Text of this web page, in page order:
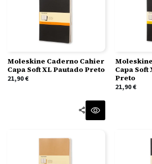
Moleskine Caderno Cahier
Capa Soft XL Pautado Preto
21,90€
Capa
Preto
21,90€